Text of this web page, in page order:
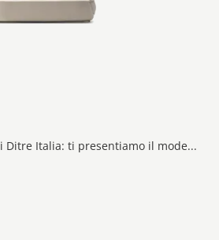
Salotti e divani lineari Ditre Italia: ti presentiamo il modello Clip in tessuto per valorizzare il living.